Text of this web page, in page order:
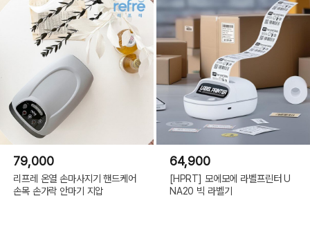
79,000
리프레 온열 손마사지기 핸드케어
손목 손가락 안마기 지압
64,900
[HPRT] 모에모에 라벨프린터 U
NA20 빅 라벨기